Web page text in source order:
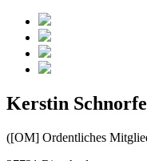
Kerstin
([OM] Ordentliches